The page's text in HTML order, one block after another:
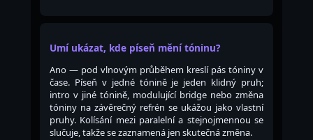
Umí ukázat, kde píseň mění tóninu?
Ano — pod vlnovým průběhem kreslí pás tóniny v
čase. Píseň v jedné tónině je jeden klidný pruh;
intro v jiné tónině, modulující bridge nebo změna
tóniny na závěrečný refrén se ukážou jako vlastní
pruhy. Kolísání mezi paralelní a stejnojmennou se
slučuje, takže se zaznamená jen skutečná změna.